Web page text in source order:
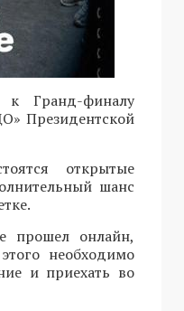
к Гранд-финалу
Президентской
открытые
шанс
прошел онлайн,
необходимо
и приехать во